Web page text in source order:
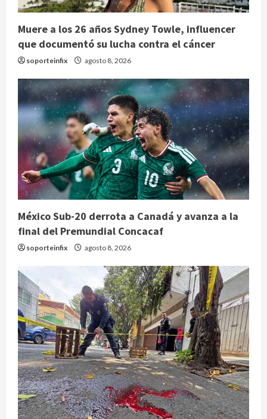
Muere a los 26 años Sydney Towle, influencer
que documentó su lucha contra el cáncer
soporteinfix agosto 8, 2026
México Sub-20 derrota a Canadá y avanza a la
final del Premundial Concacaf
soporteinfix agosto 8, 2026